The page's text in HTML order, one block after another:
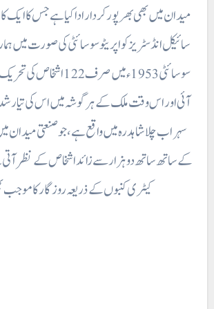
میدان میں بھی بھر پور کردار ادا کیا ہے جس کا ایک
سائیکل انڈسٹریز کواپریٹو سوسائٹی کی صورت
سوسائٹی 1953ء میں صرف
آئی اور اس وقت ملک کے ہر گوشہ میں اس کی تیار
سہراب چلا شاہدرہ میں واقع ہے، جو صنعتی میدان
کے ساتھ ساتھ دو ہزار سے زائد اشخاص کے نظر
کیٹری کنبوں کے ذریعہ روزگار کا